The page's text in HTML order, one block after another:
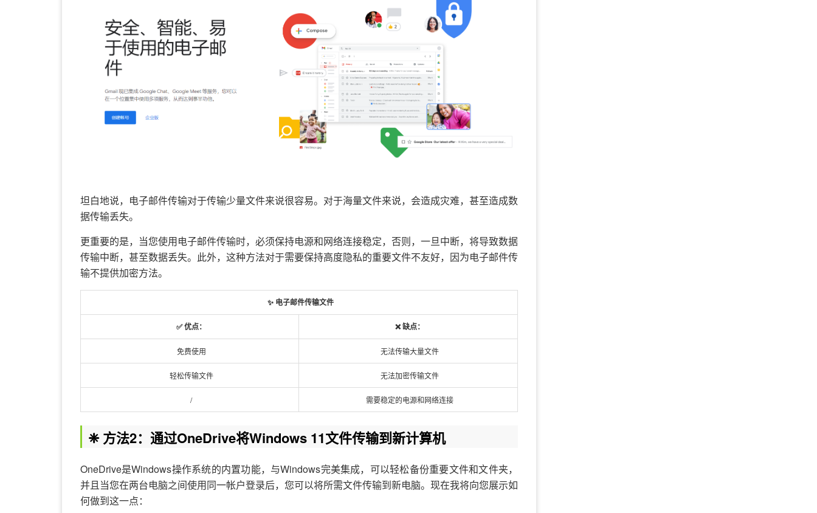
坦白地说，电子邮件传输对于传输少量文件来说很容易。对于海量文件来说，会造成灾难，甚至造成数
据传输丢失。
更重要的是，当您使用电子邮件传输时，必须保持电源和网络连接稳定，否则，一旦中断，将导致数据
传输中断，甚至数据丢失。此外，这种方法对于需要保持高度隐私的重要文件不友好，因为电子邮件传
输不提供加密方法。
✨ 电子邮件传输文件
✅ 优点： ❌ 缺点：
免费使用 无法传输大量文件
轻松传输文件 无法加密传输文件
/ 需要稳定的电源和网络连接
❈ 方法2：通过OneDrive将Windows 11文件传输到新计算机
OneDrive是Windows操作系统的内置功能，与Windows完美集成，可以轻松备份重要文件和文件夹，
并且当您在两台电脑之间使用同一帐户登录后，您可以将所需文件传输到新电脑。现在我将向您展示如
何做到这一点：